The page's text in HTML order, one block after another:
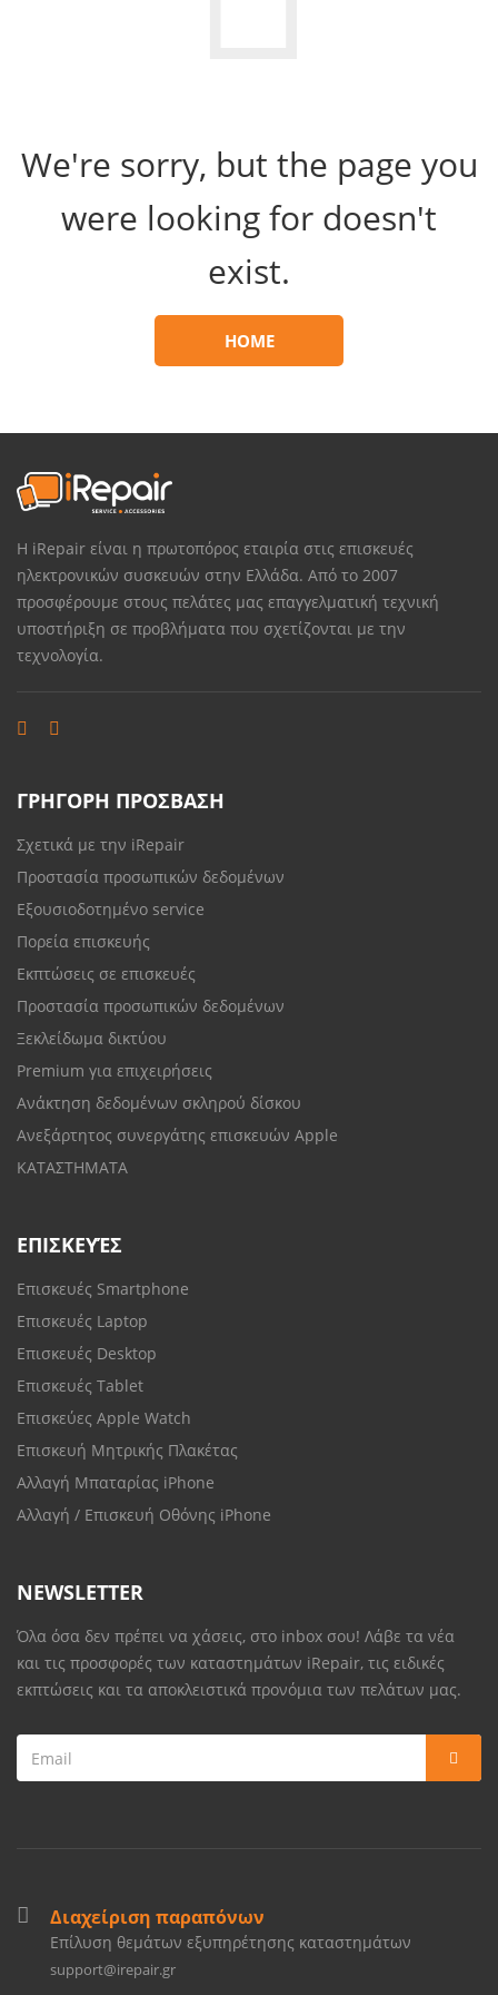
We're sorry, but the page you
were looking for doesn't
exist.
HOME
Η iRepair είναι η πρωτοπόρος εταιρία στις επισκευές
ηλεκτρονικών συσκευών στην Ελλάδα. Από το 2007
προσφέρουμε στους πελάτες μας επαγγελματική τεχνική
υποστήριξη σε προβλήματα που σχετίζονται με την
τεχνολογία.
ΓΡΗΓΟΡΗ ΠΡΟΣΒΑΣΗ
Σχετικά με την iRepair
Προστασία προσωπικών δεδομένων
Εξουσιοδοτημένο service
Πορεία επισκευής
Εκπτώσεις σε επισκευές
Προστασία προσωπικών δεδομένων
Ξεκλείδωμα δικτύου
Premium για επιχειρήσεις
Ανάκτηση δεδομένων σκληρού δίσκου
Ανεξάρτητος συνεργάτης επισκευών Apple
ΚΑΤΑΣΤΗΜΑΤΑ
ΕΠΙΣΚΕΥΈΣ
Επισκευές Smartphone
Επισκευές Laptop
Επισκευές Desktop
Επισκευές Tablet
Επισκεύες Apple Watch
Επισκευή Μητρικής Πλακέτας
Αλλαγή Μπαταρίας iPhone
Αλλαγή / Επισκευή Οθόνης iPhone
NEWSLETTER
Όλα όσα δεν πρέπει να χάσεις, στο inbox σου! Λάβε τα νέα
και τις προσφορές των καταστημάτων iRepair, τις ειδικές
εκπτώσεις και τα αποκλειστικά προνόμια των πελάτων μας.
Διαχείριση παραπόνων
Επίλυση θεμάτων εξυπηρέτησης καταστημάτων
support@irepair.gr